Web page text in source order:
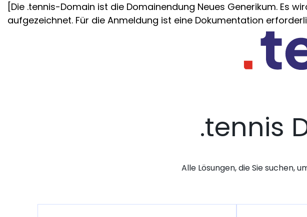
[Die .tennis-Domain ist die Domainendung Neues Generikum. Es
aufgezeichnet. Für die Anmeldung ist eine Dokumentation
.tennis
Alle Lösungen, die Sie suchen,